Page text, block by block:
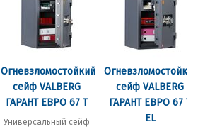
Огневзломостойкий
сейф VALBERG
ГАРАНТ ЕВРО 67 T
Универсальный сейф
Огневзломостойкий
сейф VALBERG
ГАРАНТ ЕВРО 67 T
EL